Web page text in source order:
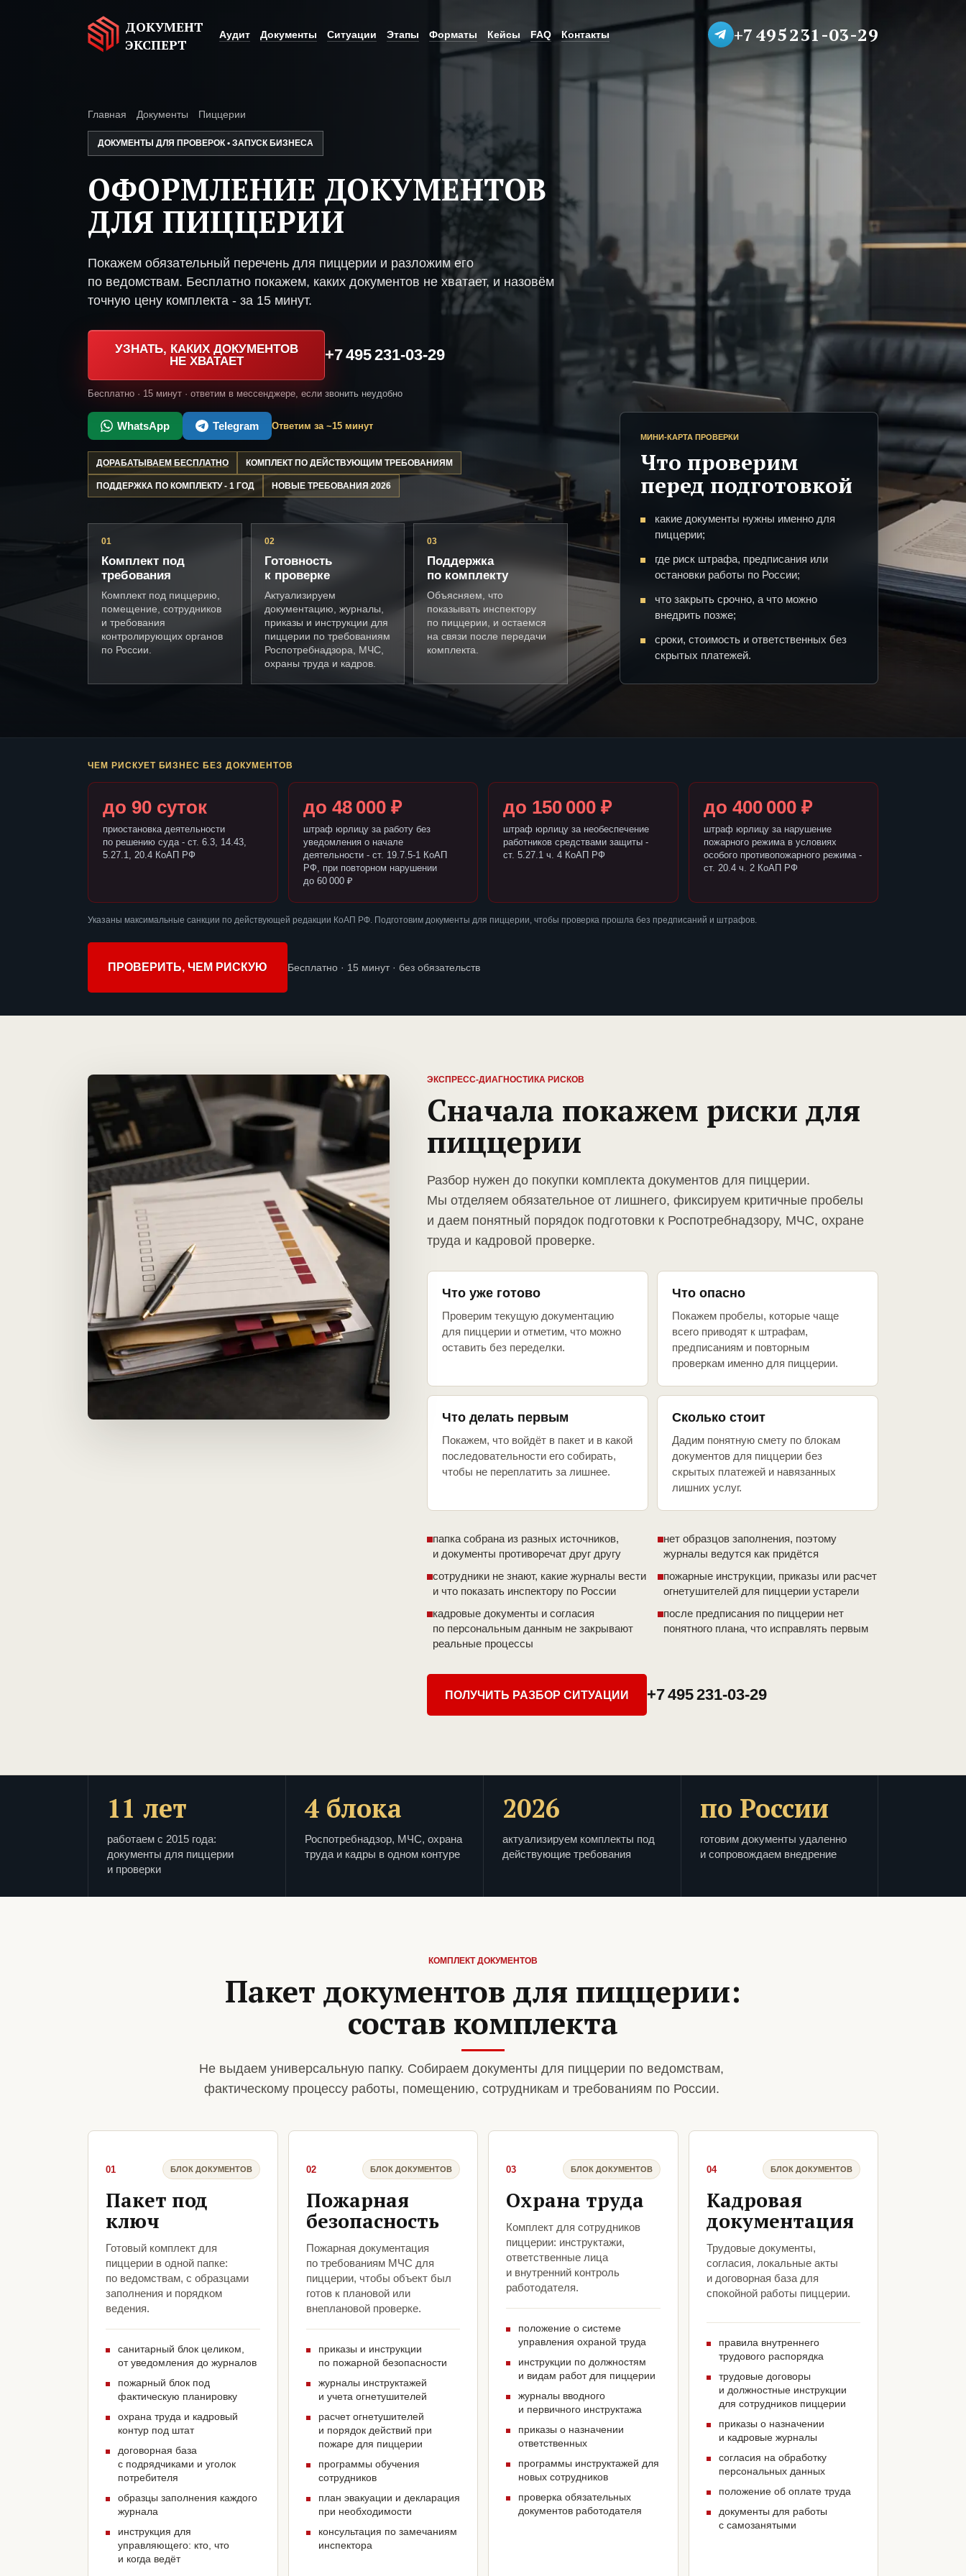
ДОКУМЕНТ
ЭКСПЕРТ
Аудит Документы Ситуации Этапы Форматы Кейсы FAQ Контакты +7 495 231-03-29
Главная Документы Пиццерии
ДОКУМЕНТЫ ДЛЯ ПРОВЕРОК • ЗАПУСК БИЗНЕСА
ОФОРМЛЕНИЕ ДОКУМЕНТОВ
ДЛЯ ПИЦЦЕРИИ
Покажем обязательный перечень для пиццерии и разложим его
по ведомствам. Бесплатно покажем, каких документов не хватает, и назовём
точную цену комплекта - за 15 минут.
УЗНАТЬ, КАКИХ ДОКУМЕНТОВ
НЕ ХВАТАЕТ
+7 495 231-03-29
Бесплатно · 15 минут · ответим в мессенджере, если звонить неудобно
WhatsApp Telegram Ответим за ~15 минут
ДОРАБАТЫВАЕМ БЕСПЛАТНО КОМПЛЕКТ ПО ДЕЙСТВУЮЩИМ ТРЕБОВАНИЯМ
ПОДДЕРЖКА ПО КОМПЛЕКТУ - 1 ГОД НОВЫЕ ТРЕБОВАНИЯ 2026
01
Комплект под
требования
Комплект под пиццерию,
помещение, сотрудников
и требования
контролирующих органов
по России.
02
Готовность
к проверке
Актуализируем
документацию, журналы,
приказы и инструкции для
пиццерии по требованиям
Роспотребнадзора, МЧС,
охраны труда и кадров.
03
Поддержка
по комплекту
Объясняем, что
показывать инспектору
по пиццерии, и остаемся
на связи после передачи
комплекта.
МИНИ-КАРТА ПРОВЕРКИ
Что проверим
перед подготовкой
какие документы нужны именно для
пиццерии;
где риск штрафа, предписания или
остановки работы по России;
что закрыть срочно, а что можно
внедрить позже;
сроки, стоимость и ответственных без
скрытых платежей.
ЧЕМ РИСКУЕТ БИЗНЕС БЕЗ ДОКУМЕНТОВ
до 90 суток
приостановка деятельности
по решению суда - ст. 6.3, 14.43,
5.27.1, 20.4 КоАП РФ
до 48 000 ₽
штраф юрлицу за работу без
уведомления о начале
деятельности - ст. 19.7.5-1 КоАП
РФ, при повторном нарушении
до 60 000 ₽
до 150 000 ₽
штраф юрлицу за необеспечение
работников средствами защиты -
ст. 5.27.1 ч. 4 КоАП РФ
до 400 000 ₽
штраф юрлицу за нарушение
пожарного режима в условиях
особого противопожарного режима -
ст. 20.4 ч. 2 КоАП РФ
Указаны максимальные санкции по действующей редакции КоАП РФ. Подготовим документы для пиццерии, чтобы проверка прошла без предписаний и штрафов.
ПРОВЕРИТЬ, ЧЕМ РИСКУЮ Бесплатно · 15 минут · без обязательств
ЭКСПРЕСС-ДИАГНОСТИКА РИСКОВ
Сначала покажем риски для
пиццерии
Разбор нужен до покупки комплекта документов для пиццерии.
Мы отделяем обязательное от лишнего, фиксируем критичные пробелы
и даем понятный порядок подготовки к Роспотребнадзору, МЧС, охране
труда и кадровой проверке.
Что уже готово
Проверим текущую документацию
для пиццерии и отметим, что можно
оставить без переделки.
Что опасно
Покажем пробелы, которые чаще
всего приводят к штрафам,
предписаниям и повторным
проверкам именно для пиццерии.
Что делать первым
Покажем, что войдёт в пакет и в какой
последовательности его собирать,
чтобы не переплатить за лишнее.
Сколько стоит
Дадим понятную смету по блокам
документов для пиццерии без
скрытых платежей и навязанных
лишних услуг.
папка собрана из разных источников,
и документы противоречат друг другу
нет образцов заполнения, поэтому
журналы ведутся как придётся
сотрудники не знают, какие журналы вести
и что показать инспектору по России
пожарные инструкции, приказы или расчет
огнетушителей для пиццерии устарели
кадровые документы и согласия
по персональным данным не закрывают
реальные процессы
после предписания по пиццерии нет
понятного плана, что исправлять первым
ПОЛУЧИТЬ РАЗБОР СИТУАЦИИ +7 495 231-03-29
11 лет
работаем с 2015 года:
документы для пиццерии
и проверки
4 блока
Роспотребнадзор, МЧС, охрана
труда и кадры в одном контуре
2026
актуализируем комплекты под
действующие требования
по России
готовим документы удаленно
и сопровождаем внедрение
КОМПЛЕКТ ДОКУМЕНТОВ
Пакет документов для пиццерии:
состав комплекта
Не выдаем универсальную папку. Собираем документы для пиццерии по ведомствам,
фактическому процессу работы, помещению, сотрудникам и требованиям по России.
01 БЛОК ДОКУМЕНТОВ
Пакет под
ключ
Готовый комплект для
пиццерии в одной папке:
по ведомствам, с образцами
заполнения и порядком
ведения.
санитарный блок целиком,
от уведомления до журналов
пожарный блок под
фактическую планировку
охрана труда и кадровый
контур под штат
договорная база
с подрядчиками и уголок
потребителя
образцы заполнения каждого
журнала
инструкция для
управляющего: кто, что
и когда ведёт
02 БЛОК ДОКУМЕНТОВ
Пожарная
безопасность
Пожарная документация
по требованиям МЧС для
пиццерии, чтобы объект был
готов к плановой или
внеплановой проверке.
приказы и инструкции
по пожарной безопасности
журналы инструктажей
и учета огнетушителей
расчет огнетушителей
и порядок действий при
пожаре для пиццерии
программы обучения
сотрудников
план эвакуации и декларация
при необходимости
консультация по замечаниям
инспектора
03 БЛОК ДОКУМЕНТОВ
Охрана труда
Комплект для сотрудников
пиццерии: инструктажи,
ответственные лица
и внутренний контроль
работодателя.
положение о системе
управления охраной труда
инструкции по должностям
и видам работ для пиццерии
журналы вводного
и первичного инструктажа
приказы о назначении
ответственных
программы инструктажей для
новых сотрудников
проверка обязательных
документов работодателя
04 БЛОК ДОКУМЕНТОВ
Кадровая
документация
Трудовые документы,
согласия, локальные акты
и договорная база для
спокойной работы пиццерии.
правила внутреннего
трудового распорядка
трудовые договоры
и должностные инструкции
для сотрудников пиццерии
приказы о назначении
и кадровые журналы
согласия на обработку
персональных данных
положение об оплате труда
документы для работы
с самозанятыми